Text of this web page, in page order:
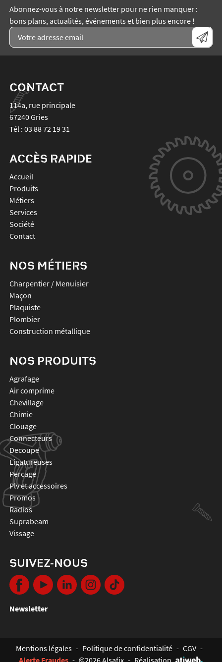
Abonnez-vous à notre newsletter pour ne rien manquer :
bons plans, actualités, événements et bien plus encore !
CONTACT
114a, rue principale
67240Gries
Tél : 03 88 72 19 31
ACCÈS RAPIDE
Accueil
Produits
Métiers
Services
Société
Contact
NOS MÉTIERS
Charpentier / Menuisier
Maçon
Plaquiste
Plombier
Construction métallique
NOS PRODUITS
agrafage
air comprime
chevillage
chimie
clouage
connecteurs
decoupe
ligatureuses
percage
plv et accessoires
promos
radios
suprabeam
vissage
SUIVEZ-NOUS
Newsletter
Mentions légales - Politique de confidentialité - CGV -